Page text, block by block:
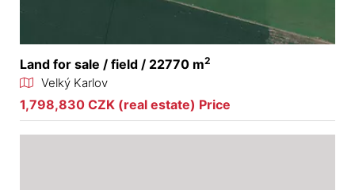
Land for sale / field / 22770 m2
Velký Karlov
1,798,830 CZK (real estate) Price